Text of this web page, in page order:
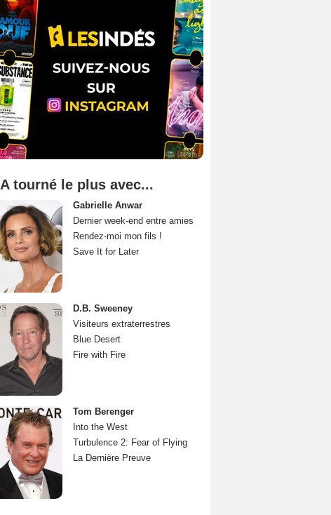
A tourné le plus avec...
Gabrielle Anwar
Dernier week-end entre amies
Rendez-moi mon fils !
Save It for Later
D.B. Sweeney
Visiteurs extraterrestres
Blue Desert
Fire with Fire
Tom Berenger
Into the West
Turbulence 2: Fear of Flying
La Dernière Preuve